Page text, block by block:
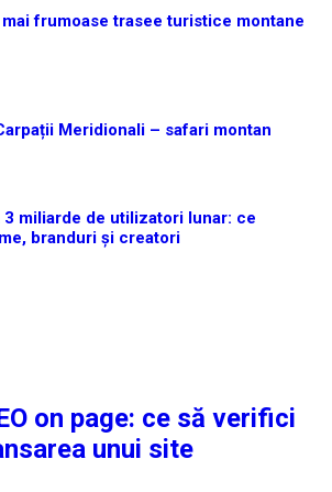
frumoase trasee turistice montane
Meridionali – safari montan
3 miliarde de utilizatori lunar: ce
branduri și creatori
on page: ce să verifici
unui site